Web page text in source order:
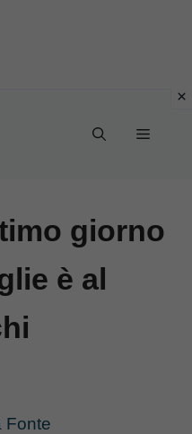
Menu
giorno
è al
Fonte